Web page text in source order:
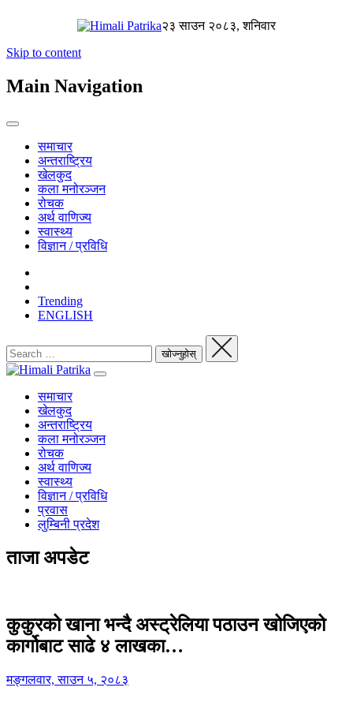
२३ साउन २०८३, शनिवार
Skip to content
Main Navigation
समाचार
अन्तराष्ट्रिय
खेलकुद
कला मनोरञ्जन
रोचक
अर्थ वाणिज्य
स्वास्थ्य
विज्ञान / प्रविधि
Trending
ENGLISH
समाचार
खेलकुद
अन्तराष्ट्रिय
कला मनोरञ्जन
रोचक
अर्थ वाणिज्य
स्वास्थ्य
विज्ञान / प्रविधि
प्रवास
लुम्बिनी प्रदेश
ताजा अपडेट
कुकुरको खाना भन्दै अस्ट्रेलिया पठाउन खोजिएको
कार्गोबाट साढे ४ लाखका…
मङ्गलवार, साउन ५, २०८३